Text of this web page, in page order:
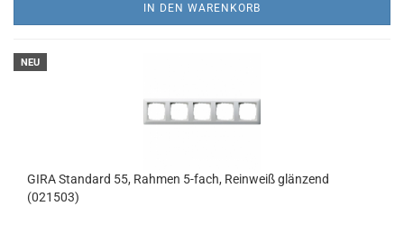
IN DEN WARENKORB
NEU
GIRA Standard 55, Rahmen 5-fach, Reinweiß glänzend
(021503)